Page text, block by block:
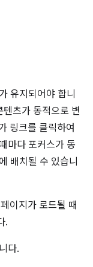
유지되어야 합니
텐츠가 동적으로 변
링크를 클릭하여
마다 포커스가 동
배치될 수 있습니
이지가 로드될 때
.
다.